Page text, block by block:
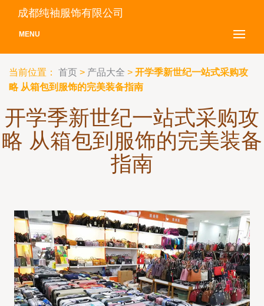
成都纯袖服饰有限公司
MENU
当前位置： 首页 > 产品大全 > 开学季新世纪一站式采购攻
略 从箱包到服饰的完美装备指南
开学季新世纪一站式采购攻
略 从箱包到服饰的完美装备
指南